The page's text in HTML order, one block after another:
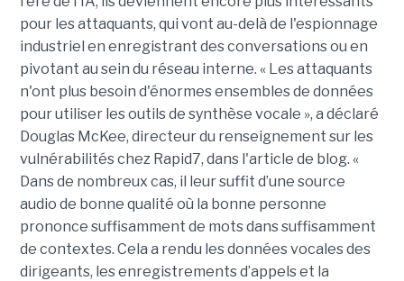
pour les attaquants, qui vont au-delà de l'espionnage
industriel en enregistrant des conversations ou en
pivotant au sein du réseau interne. « Les attaquants
n'ont plus besoin d'énormes ensembles de données
pour utiliser les outils de synthèse vocale », a déclaré
Douglas McKee, directeur du renseignement sur les
vulnérabilités chez Rapid7, dans l'article de blog. «
Dans de nombreux cas, il leur suffit d’une source
audio de bonne qualité où la bonne personne
prononce suffisamment de mots dans suffisamment
de contextes. Cela a rendu les données vocales des
dirigeants, les enregistrements d’appels et la